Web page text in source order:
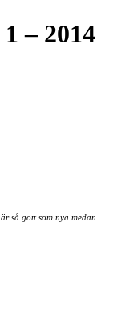
– 2014
så gott som nya medan